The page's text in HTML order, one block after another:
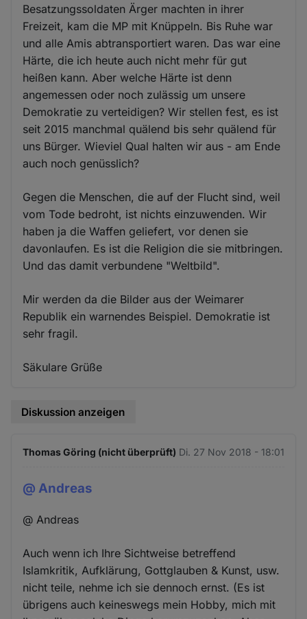
Besatzungssoldaten Ärger machten in ihrer
Freizeit, kam die MP mit Knüppeln. Bis Ruhe war
und alle Amis abtransportiert waren. Das war eine
Härte, die ich heute auch nicht mehr für gut
heißen kann. Aber welche Härte ist denn
angemessen oder noch zulässig um unsere
Demokratie zu verteidigen? Wir stellen fest, es ist
seit 2015 manchmal quälend bis sehr quälend für
uns Bürger. Wieviel Qual halten wir aus - am Ende
auch noch genüsslich?
Gegen die Menschen, die auf der Flucht sind, weil
vom Tode bedroht, ist nichts einzuwenden. Wir
haben ja die Waffen geliefert, vor denen sie
davonlaufen. Es ist die Religion die sie mitbringen.
Und das damit verbundene "Weltbild".
Mir werden da die Bilder aus der Weimarer
Republik ein warnendes Beispiel. Demokratie ist
sehr fragil.
Säkulare Grüße
Diskussion anzeigen
Thomas Göring (nicht überprüft) Di. 27 Nov 2018 - 18:01
@ Andreas
@ Andreas
Auch wenn ich Ihre Sichtweise betreffend
Islamkritik, Aufklärung, Gottglauben & Kunst, usw.
nicht teile, nehme ich sie dennoch ernst. (Es ist
übrigens auch keineswegs mein Hobby, mich mit